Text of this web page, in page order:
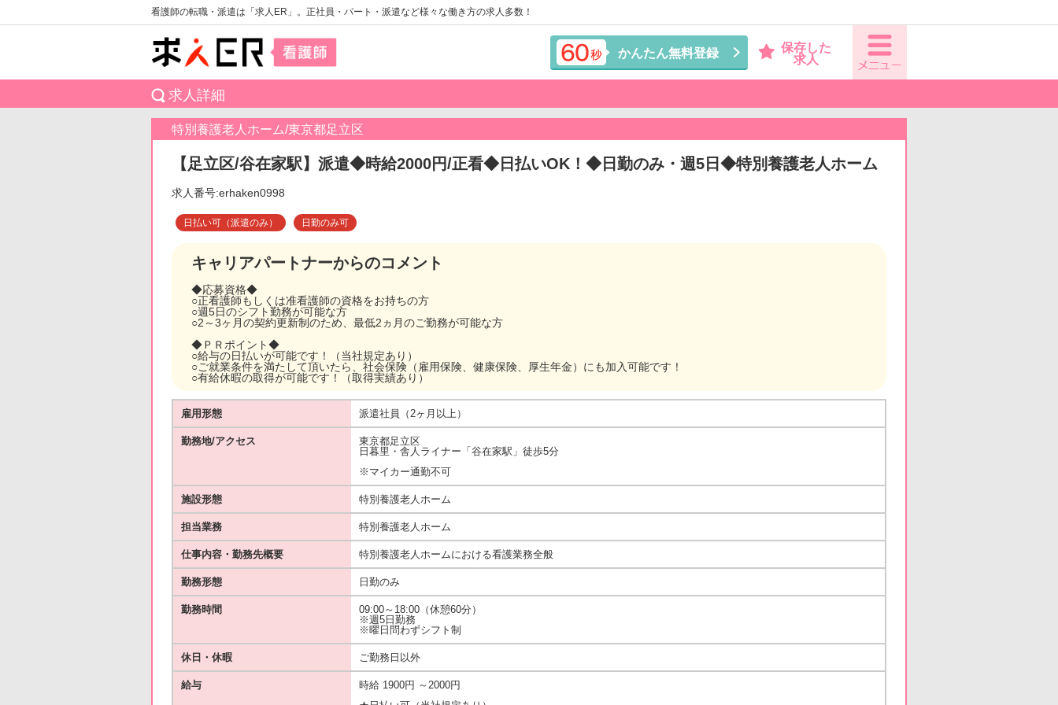
看護師の転職・派遣は「求人ER」。正社員・パート・派遣など様々な働き方の求人多数！
かんたん無料登録
保存した
求人
求人詳細
特別養護老人ホーム/東京都足立区
【足立区/谷在家駅】派遣◆時給2000円/正看◆日払いOK！◆日勤のみ・週5日◆特別養護老人ホーム
求人番号:erhaken0998
日払い可（派遣のみ） 日勤のみ可
キャリアパートナーからのコメント
◆応募資格◆
○正看護師もしくは准看護師の資格をお持ちの方
○週5日のシフト勤務が可能な方
○2～3ヶ月の契約更新制のため、最低2ヵ月のご勤務が可能な方
◆ＰＲポイント◆
○給与の日払いが可能です！（当社規定あり）
○ご就業条件を満たして頂いたら、社会保険（雇用保険、健康保険、厚生年金）にも加入可能です！
○有給休暇の取得が可能です！（取得実績あり）
雇用形態 派遣社員（2ヶ月以上）
勤務地/アクセス
東京都足立区
日暮里・舎人ライナー「谷在家駅」徒歩5分
※マイカー通勤不可
施設形態 特別養護老人ホーム
担当業務 特別養護老人ホーム
仕事内容・勤務先概要 特別養護老人ホームにおける看護業務全般
勤務形態 日勤のみ
勤務時間
09:00～18:00（休憩60分）
※週5日勤務
※曜日問わずシフト制
休日・休暇 ご勤務日以外
給与
時給 1900円 ～2000円